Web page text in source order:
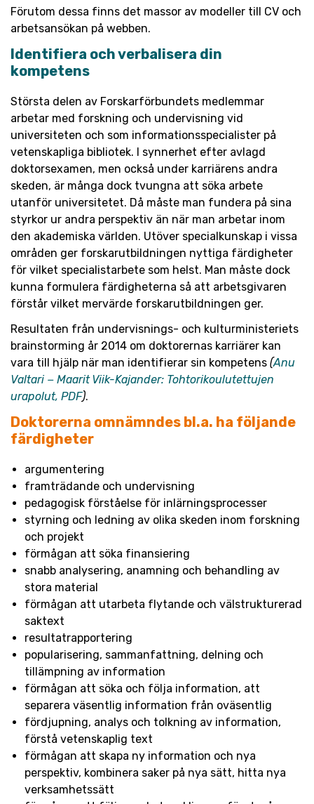
Förutom dessa finns det massor av modeller till CV och
arbetsansökan på webben.
Identifiera och verbalisera din
kompetens
Största delen av Forskarförbundets medlemmar
arbetar med forskning och undervisning vid
universiteten och som informationsspecialister på
vetenskapliga bibliotek. I synnerhet efter avlagd
doktorsexamen, men också under karriärens andra
skeden, är många dock tvungna att söka arbete
utanför universitetet. Då måste man fundera på sina
styrkor ur andra perspektiv än när man arbetar inom
den akademiska världen. Utöver specialkunskap i vissa
områden ger forskarutbildningen nyttiga färdigheter
för vilket specialistarbete som helst. Man måste dock
kunna formulera färdigheterna så att arbetsgivaren
förstår vilket mervärde forskarutbildningen ger.
Resultaten från undervisnings- och kulturministeriets
brainstorming år 2014 om doktorernas karriärer kan
vara till hjälp när man identifierar sin kompetens (Anu
Valtari − Maarit Viik-Kajander: Tohtorikoulutettujen
urapolut, PDF).
Doktorerna omnämndes bl.a. ha följande
färdigheter
argumentering
framträdande och undervisning
pedagogisk förståelse för inlärningsprocesser
styrning och ledning av olika skeden inom forskning
och projekt
förmågan att söka finansiering
snabb analysering, anamning och behandling av
stora material
förmågan att utarbeta flytande och välstrukturerad
saktext
resultatrapportering
popularisering, sammanfattning, delning och
tillämpning av information
förmågan att söka och följa information, att
separera väsentlig information från oväsentlig
fördjupning, analys och tolkning av information,
förstå vetenskaplig text
förmågan att skapa ny information och nya
perspektiv, kombinera saker på nya sätt, hitta nya
verksamhetssätt